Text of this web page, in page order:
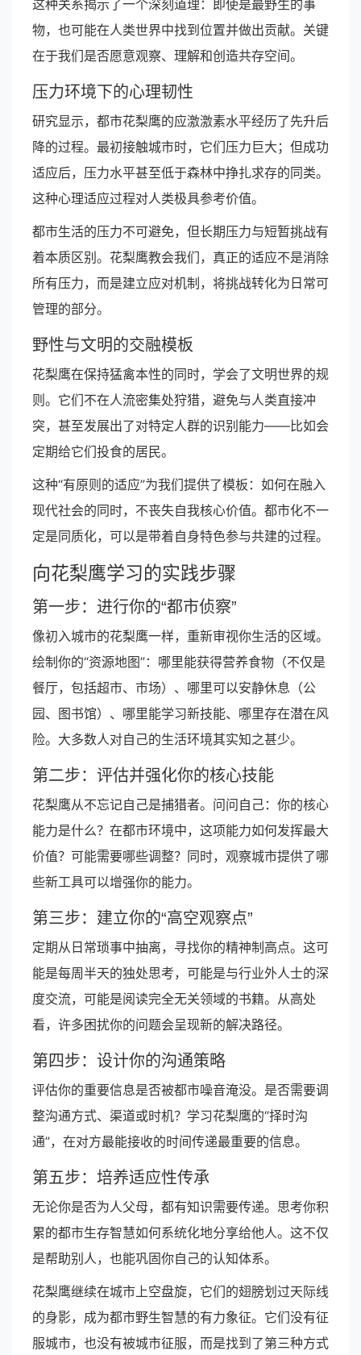
这种关系揭示了一个深刻道理：即使是最野生的事
物，也可能在人类世界中找到位置并做出贡献。关键
在于我们是否愿意观察、理解和创造共存空间。
压力环境下的心理韧性
研究显示，都市花梨鹰的应激激素水平经历了先升后
降的过程。最初接触城市时，它们压力巨大；但成功
适应后，压力水平甚至低于森林中挣扎求存的同类。
这种心理适应过程对人类极具参考价值。
都市生活的压力不可避免，但长期压力与短暂挑战有
着本质区别。花梨鹰教会我们，真正的适应不是消除
所有压力，而是建立应对机制，将挑战转化为日常可
管理的部分。
野性与文明的交融模板
花梨鹰在保持猛禽本性的同时，学会了文明世界的规
则。它们不在人流密集处狩猎，避免与人类直接冲
突，甚至发展出了对特定人群的识别能力——比如会
定期给它们投食的居民。
这种“有原则的适应”为我们提供了模板：如何在融入
现代社会的同时，不丧失自我核心价值。都市化不一
定是同质化，可以是带着自身特色参与共建的过程。
向花梨鹰学习的实践步骤
第一步：进行你的“都市侦察”
像初入城市的花梨鹰一样，重新审视你生活的区域。
绘制你的“资源地图”：哪里能获得营养食物（不仅是
餐厅，包括超市、市场）、哪里可以安静休息（公
园、图书馆）、哪里能学习新技能、哪里存在潜在风
险。大多数人对自己的生活环境其实知之甚少。
第二步：评估并强化你的核心技能
花梨鹰从不忘记自己是捕猎者。问问自己：你的核心
能力是什么？在都市环境中，这项能力如何发挥最大
价值？可能需要哪些调整？同时，观察城市提供了哪
些新工具可以增强你的能力。
第三步：建立你的“高空观察点”
定期从日常琐事中抽离，寻找你的精神制高点。这可
能是每周半天的独处思考，可能是与行业外人士的深
度交流，可能是阅读完全无关领域的书籍。从高处
看，许多困扰你的问题会呈现新的解决路径。
第四步：设计你的沟通策略
评估你的重要信息是否被都市噪音淹没。是否需要调
整沟通方式、渠道或时机？学习花梨鹰的“择时沟
通”，在对方最能接收的时间传递最重要的信息。
第五步：培养适应性传承
无论你是否为人父母，都有知识需要传递。思考你积
累的都市生存智慧如何系统化地分享给他人。这不仅
是帮助别人，也能巩固你自己的认知体系。
花梨鹰继续在城市上空盘旋，它们的翅膀划过天际线
的身影，成为都市野生智慧的有力象征。它们没有征
服城市，也没有被城市征服，而是找到了第三种方式